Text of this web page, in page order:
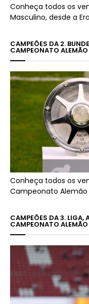
Conheça todos os
Masculino, desde a
CAMPEÕES DA 2.
CAMPEONATO
Conheça todos os
Campeonato Alemão
CAMPEÕES DA 3. LIGA,
CAMPEONATO